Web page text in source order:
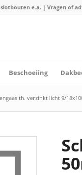
e.a. | Vragen of
Beschoeiing
th. verzinkt licht 9/